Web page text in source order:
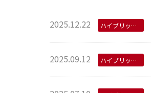
2025.12.22 ハイブリッド用オイル
2025.09.12 ハイブリッド用オイル